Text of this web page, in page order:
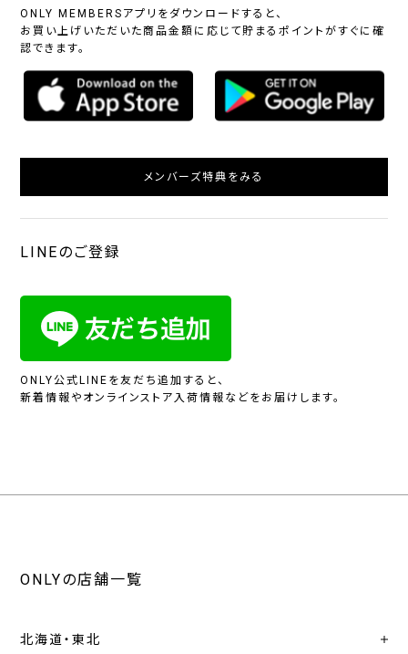
ONLY MEMBERSアプリをダウンロードすると、
お買い上げいただいた商品金額に応じて貯まるポイントがすぐに確
認できます。
メンバーズ特典をみる
LINEのご登録
ONLY公式LINEを友だち追加すると、
新着情報やオンラインストア入荷情報などをお届けします。
ONLYの店舗一覧
北海道・東北